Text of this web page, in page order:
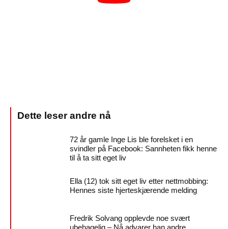
72 år gamle Inge Lis ble forelsket i en
svindler på Facebook: Sannheten fikk henne
til å ta sitt eget liv
Ella (12) tok sitt eget liv etter nettmobbing:
Hennes siste hjerteskjærende melding
Fredrik Solvang opplevde noe svært
ubehagelig – Nå advarer han andre